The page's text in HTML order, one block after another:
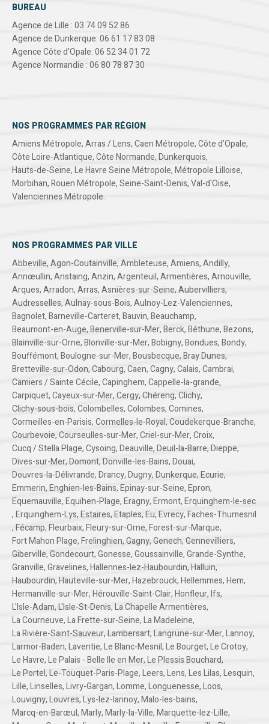
BUREAU
Agence de Lille : 03 74 09 52 86
Agence de Dunkerque: 06 61 17 83 08
Agence Côte d'Opale: 06 52 34 01 72
Agence Normandie : 06 80 78 87 30
NOS PROGRAMMES PAR RÉGION
Amiens Métropole,Arras / Lens,Caen Métropole,Côte d’Opale,
Côte Loire-Atlantique,Côte Normande,Dunkerquois,
Hauts-de-Seine,Le Havre Seine Métropole,Métropole Lilloise,
Morbihan,Rouen Métropole,Seine-Saint-Denis,Val-d'Oise,
Valenciennes Métropole.
NOS PROGRAMMES PAR VILLE
Abbeville,Agon-Coutainville,Ambleteuse,Amiens,Andilly,
Annœullin,Anstaing,Anzin,Argenteuil,Armentières,Arnouville,
Arques,Arradon,Arras,Asnières-sur-Seine,Aubervilliers,
Audresselles,Aulnay-sous-Bois,Aulnoy-Lez-Valenciennes,
Bagnolet,Barneville-Carteret,Bauvin,Beauchamp,
Beaumont-en-Auge,Benerville-sur-Mer,Berck,Béthune,Bezons,
Blainville-sur-Orne,Blonville-sur-Mer,Bobigny,Bondues,Bondy,
Bouffémont,Boulogne-sur-Mer,Bousbecque,Bray Dunes,
Bretteville-sur-Odon,Cabourg,Caen,Cagny,Calais,Cambrai,
Camiers / Sainte Cécile,Capinghem,Cappelle-la-grande,
Carpiquet,Cayeux-sur-Mer,Cergy,Chéreng,Clichy,
Clichy-sous-bois,Colombelles,Colombes,Comines,
Cormeilles-en-Parisis,Cormelles-le-Royal,Coudekerque-Branche,
Courbevoie,Courseulles-sur-Mer,Criel-sur-Mer,Croix,
Cucq / Stella Plage,Cysoing,Deauville,Deuil-la-Barre,Dieppe,
Dives-sur-Mer,Domont,Donville-les-Bains,Douai,
Douvres-la-Délivrande,Drancy,Dugny,Dunkerque,Ecurie,
Emmerin,Enghien-les-Bains,Epinay-sur-Seine,Epron,
Equemauville,Equihen-Plage,Eragny,Ermont,Erquinghem-le-sec
,Erquinghem-Lys,Estaires,Etaples,Eu,Evrecy,Faches-Thumesnil
,Fécamp,Fleurbaix,Fleury-sur-Orne,Forest-sur-Marque,
Fort Mahon Plage,Frelinghien,Gagny,Genech,Gennevilliers,
Giberville,Gondecourt,Gonesse,Goussainville,Grande-Synthe,
Granville,Gravelines,Hallennes-lez-Haubourdin,Halluin,
Haubourdin,Hauteville-sur-Mer,Hazebrouck,Hellemmes,Hem,
Hermanville-sur-Mer,Hérouville-Saint-Clair,Honfleur,Ifs,
L'Isle-Adam,L'Isle-St-Denis,La Chapelle Armentières,
La Courneuve,La Frette-sur-Seine,La Madeleine,
La Rivière-Saint-Sauveur,Lambersart,Langrune-sur-Mer,Lannoy,
Larmor-Baden,Laventie,Le Blanc-Mesnil,Le Bourget,Le Crotoy,
Le Havre,Le Palais - Belle Ile en Mer,Le Plessis Bouchard,
Le Portel,Le-Touquet-Paris-Plage,Leers,Lens,Les Lilas,Lesquin,
Lille,Linselles,Livry-Gargan,Lomme,Longuenesse,Loos,
Louvigny,Louvres,Lys-lez-lannoy,Malo-les-bains,
Marcq-en-Barœul,Marly,Marly-la-Ville,Marquette-lez-Lille,